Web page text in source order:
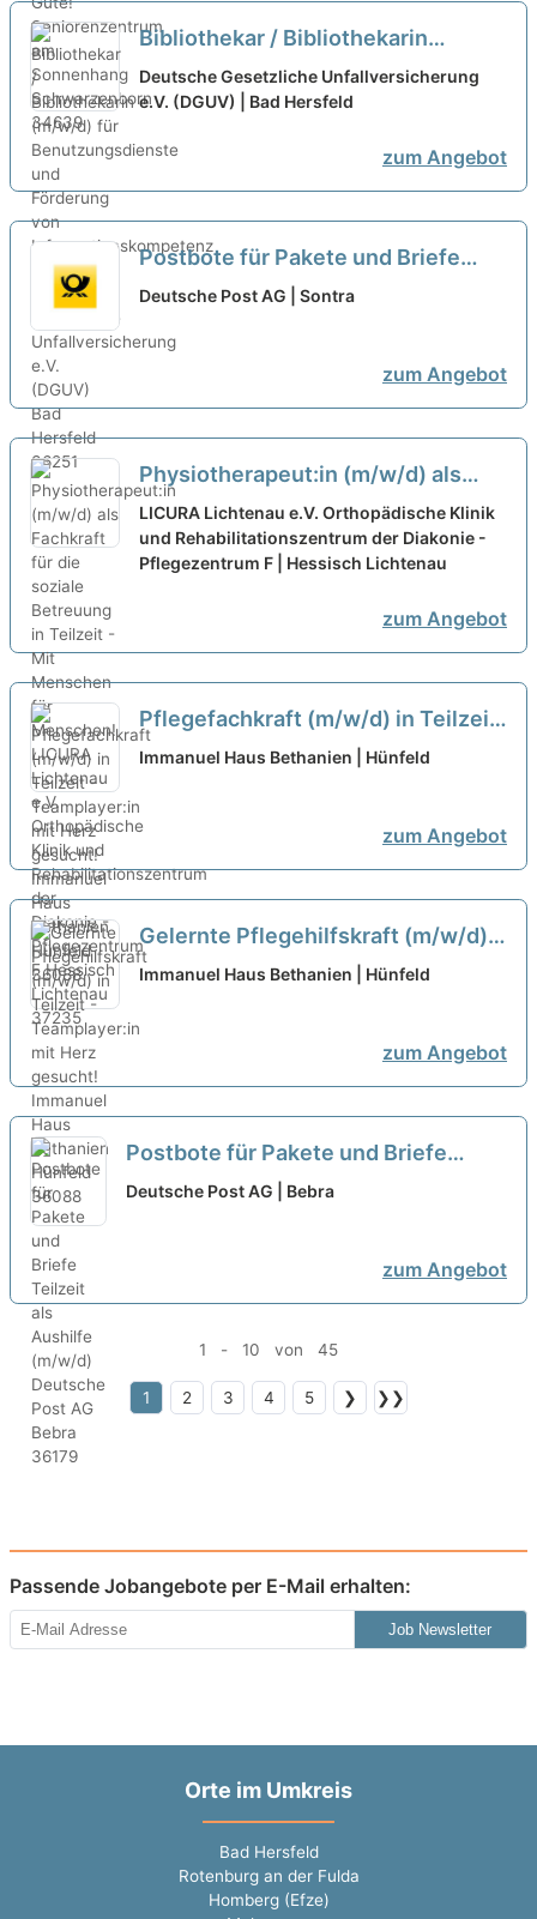
Bibliothekar / Bibliothekarin
(m/w/d) für Benutzungsdienste
und Förderung von
Deutsche Gesetzliche Unfallversicherung
e.V. (DGUV) | Bad Hersfeld
zum Angebot
Postbote für Pakete und Briefe
Teilzeit als Aushilfe (m/w/d)
Deutsche Post AG | Sontra
zum Angebot
Physiotherapeut:in (m/w/d) als
Fachkraft für die soziale Betreuung
in Teilzeit - Mit Menschen für
Menschen! neu
LICURA Lichtenau e.V. Orthopädische Klinik
und Rehabilitationszentrum der Diakonie -
Pflegezentrum F | Hessisch Lichtenau
zum Angebot
Pflegefachkraft (m/w/d) in Teilzeit
- Teamplayer:in mit Herz gesucht!
Immanuel Haus Bethanien | Hünfeld
zum Angebot
Gelernte Pflegehilfskraft (m/w/d)
in Teilzeit - Teamplayer:in mit Herz
Immanuel Haus Bethanien | Hünfeld
zum Angebot
Postbote für Pakete und Briefe
Teilzeit als Aushilfe (m/w/d)
Deutsche Post AG | Bebra
zum Angebot
1 - 10 von 45
1 2 3 4 5 ❯ ❯❯
Passende Jobangebote per E-Mail erhalten:
Job Newsletter
Orte im Umkreis
Bad Hersfeld
Rotenburg an der Fulda
Homberg (Efze)